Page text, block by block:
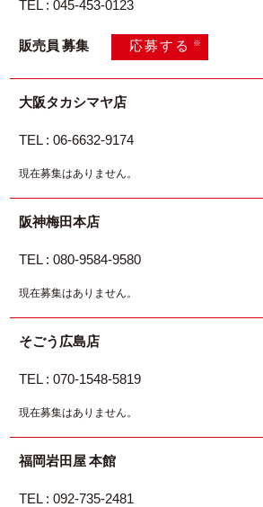
TEL : 045-453-0123
販売員 募集 応募する ※
大阪タカシマヤ店
TEL : 06-6632-9174
現在募集はありません。
阪神梅田本店
TEL : 080-9584-9580
現在募集はありません。
そごう広島店
TEL : 070-1548-5819
現在募集はありません。
福岡岩田屋 本館
TEL : 092-735-2481